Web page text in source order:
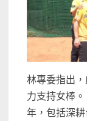
林專委指出
力支持女棒
年，包括深